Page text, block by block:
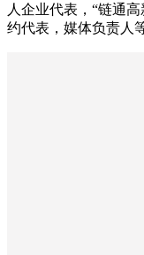
人企业代表，“链通
约代表，媒体负责人